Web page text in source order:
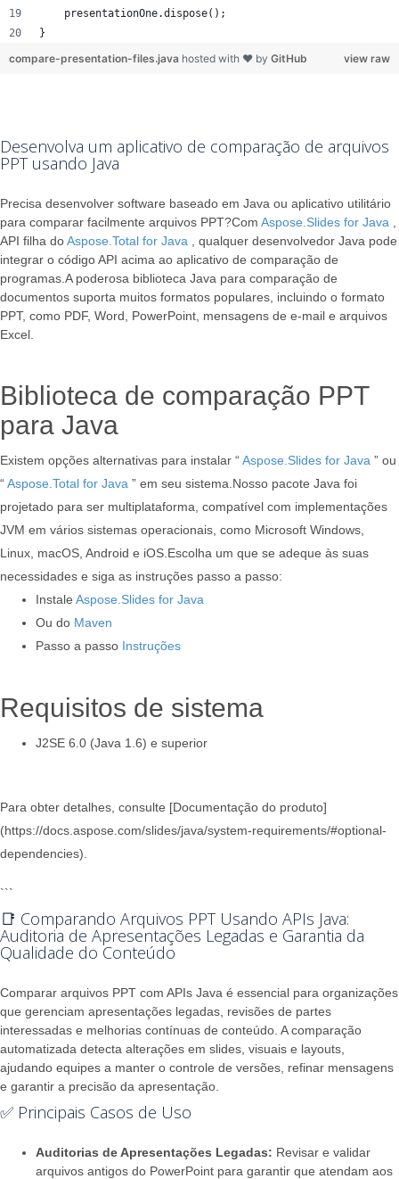
    presentationOne.dispose();
}
view raw
compare-presentation-files.java hosted with ❤ by GitHub
Desenvolva um aplicativo de comparação de arquivos
PPT usando Java
Precisa desenvolver software baseado em Java ou aplicativo utilitário
para comparar facilmente arquivos PPT?Com Aspose.Slides for Java
API filha doAspose.Total for Java , qualquer desenvolvedor Java pode
integrar o código API acima ao aplicativo de comparação de
programas.A poderosa biblioteca Java para comparação de
documentos suporta muitos formatos populares, incluindo o formato
PPT, como PDF, Word, PowerPoint, mensagens de e-mail e arquivos
Excel.
Biblioteca de comparação PPT
para Java
Existem opções alternativas para instalar “ Aspose.Slides for Java ” ou
“ Aspose.Total for Java ” em seu sistema.Nosso pacote Java foi
projetado para ser multiplataforma, compatível com implementações
JVM em vários sistemas operacionais, como Microsoft Windows,
Linux, macOS, Android e iOS.Escolha um que se adeque às suas
necessidades e siga as instruções passo a passo:
Instale Aspose.Slides for Java
Ou do Maven
Passo a passo Instruções
Requisitos de sistema
J2SE 6.0 (Java 1.6) e superior
Para obter detalhes, consulte [Documentação do produto]
(https://docs.aspose.com/slides/java/system-requirements/#optional-
dependencies).
```
📑 Comparando Arquivos PPT Usando APIs Java:
Auditoria de Apresentações Legadas e Garantia da
Qualidade do Conteúdo
Comparar arquivos PPT com APIs Java é essencial para organizações
que gerenciam apresentações legadas, revisões de partes
interessadas e melhorias contínuas de conteúdo. A comparação
automatizada detecta alterações em slides, visuais e layouts,
ajudando equipes a manter o controle de versões, refinar mensagens
e garantir a precisão da apresentação.
✅ Principais Casos de Uso
Auditorias de Apresentações Legadas: Revisar e validar
arquivos antigos do PowerPoint para garantir que atendam aos